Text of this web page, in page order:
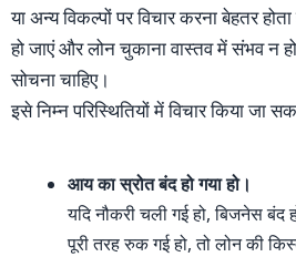
या अन्य विकल्पों पर विचार करना बेहतर
हो जाएं और लोन चुकाना वास्तव में संभव न
सोचना चाहिए।
इसे निम्न परिस्थितियों में विचार किया जा
आय का स्रोत बंद हो गया हो।
यदि नौकरी चली गई हो, बिजनेस बंद
पूरी तरह रुक गई हो, तो लोन की